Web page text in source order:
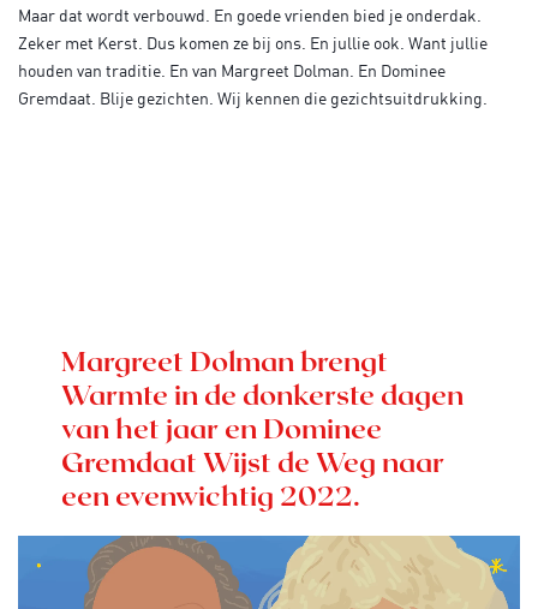
Maar dat wordt verbouwd. En goede vrienden bied je onderdak.
Zeker met Kerst. Dus komen ze bij ons. En jullie ook. Want jullie
houden van traditie. En van Margreet Dolman. En Dominee
Gremdaat. Blije gezichten. Wij kennen die gezichtsuitdrukking.
Margreet Dolman brengt
Warmte in de donkerste dagen
van het jaar en Dominee
Gremdaat Wijst de Weg naar
een evenwichtig 2022.